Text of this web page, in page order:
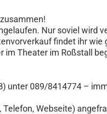
Nur soviel wird
findet ihr
im Theater im Roßstall
unter 089/8414774 –
Webseite)